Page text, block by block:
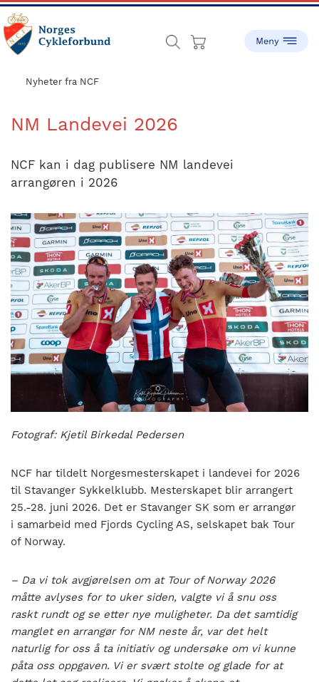
Skip
to
main
content
Skip
to
footer
Cykleforbund
stiftet
og
har
fra
være
en
liten
idrett
nasjonalt
til
bli
Nyheter fra NCF
NM Landevei 2026
NCF kan i dag publisere NM landevei
arrangøren i 2026
Fotograf: Kjetil Birkedal Pedersen
NCF har tildelt Norgesmesterskapet i landevei for 2026
til Stavanger Sykkelklubb. Mesterskapet blir arrangert
25.-28. juni 2026. Det er Stavanger SK som er arrangør
i samarbeid med Fjords Cycling AS, selskapet bak Tour
of Norway.
– Da vi tok avgjørelsen om at Tour of Norway 2026
måtte avlyses for to uker siden, valgte vi å snu oss
raskt rundt og se etter nye muligheter. Da det samtidig
manglet en arrangør for NM neste år, var det helt
naturlig for oss å ta initiativ og undersøke om vi kunne
påta oss oppgaven. Vi er svært stolte og glade for at